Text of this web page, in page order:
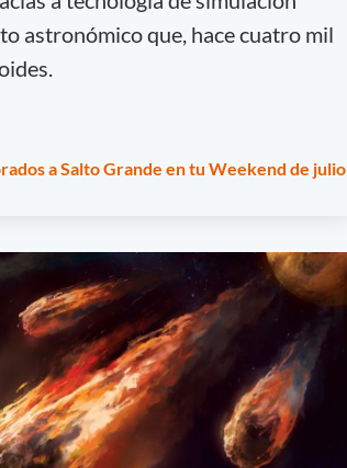
astronómico que, hace cuatro mil
a Salto Grande en tu Weekend de julio